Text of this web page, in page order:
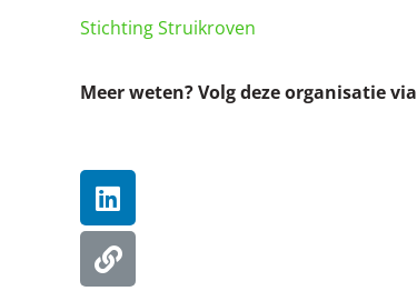
Stichting Struikroven
Meer weten? Volg deze organisatie via
Linkedin
Website